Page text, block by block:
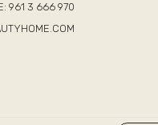
961 3 666 970